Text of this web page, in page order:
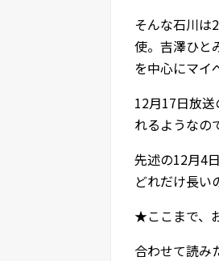
そんな石川は
使。吉澤ひと
を中心にマイ
12月17日放
れるようなの
先述の12月4
どれだけ長い
★ここまで、
合わせて読